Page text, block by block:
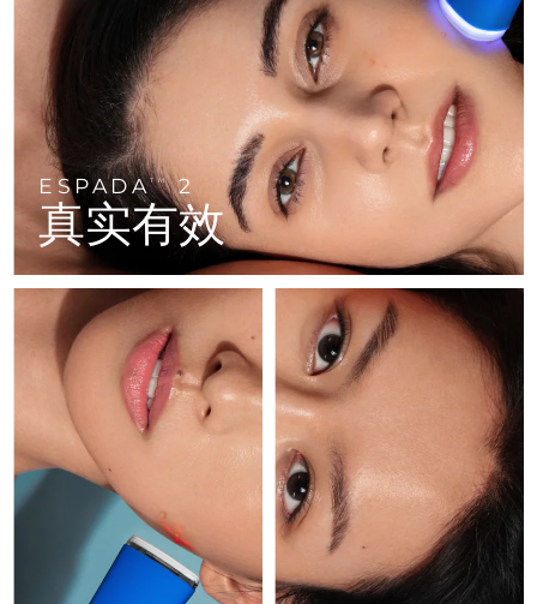
ESPADATM2
真实有效
LUNA™ 4 mini
For young skin, T-zone
LUNA™ 4 go
For travel or gym bag
LUNA™ 护肤
Premium cleansers & balm
LUNA™ 设备
All facial cleansing devices
面部提拉护理
Premium anti-aging skincare
BEAR™ 设备
All premium facelift devices
UFO™ 3 mini
Red light therapy device for young skin
UFO™ 3 go
Portable red light therapy
面膜
Rejuvenation & hydration
UFO™ 设备
All deep facial hydration devices
issa™ 4 smile
Hybrid silicone sonic toothbrush
issa™ 4 baby
For ages 0-3
issa™ Teeth Whitening Set
Dual LED + sonic device & 18% PAP gel
ISSA™ 设备
All silicone sonic toothbrushes
FAQ™ 101
Clinical anti-aging
FAQ™ 102
Advanced clinical anti-aging
FAQ™ 103
Luxurious clinical anti-aging set
FAQ™ P1 Primer
Manuka honey primer
FAQ™护肤品
All FAQ™ skincare
FAQ™ 201
LED mask
FAQ™ 202
LED mask
FAQ™ 211
Anti-aging neck & décolleté LED mask
FAQ™ 221
Anti-aging LED hand mask
FAQ™护肤品
All FAQ™ skincare
生发
FAQ™ 301
LED hair strengthening scalp massager
FAQ™ Scalp Serum
Scalp recovery probiotic serum
FAQ™护肤品
All FAQ™ skincare
FAQ™产品
All hair treatments
肌肤年轻化
NEW
FAQ™ 501
Full-Spectrum Red Light Therapy
FAQ™ 502
Full-Spectrum Red Light Therapy
FAQ™ Red Light Serum
FAQ™ skincare
All FAQ™ skincare
保健品
NEW
专业治疗
脱毛
PEACH™ 2 Pro Max
Professional IPL hair removal device
身体护理
BEAR™ 2 body
Microcurrent body toning
中国 预计送达日期8/10/26
哥伦比亚 预计送达日期
克罗地亚 预计送达日期 8/10/26
塞浦路斯 预计送达日期8/11/26
捷克 8/10/26
丹麦 预计送达日期8/10/26
爱沙尼亚 预计送达日期 8/10/26
芬兰 8/10/26
法国 预计送达日期 8/10/26
法属波利尼西亚 预计送达日期8/14/26
德国 预计送达日期 8/10/26